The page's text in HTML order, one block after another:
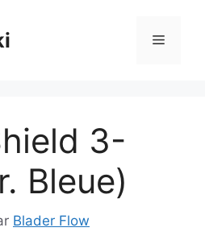
Menu
3-
Bleue)
Blader Flow